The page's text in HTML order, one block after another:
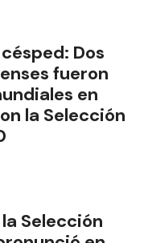
Dos
fueron
en
la Selección
Selección